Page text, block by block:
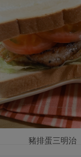
豬排蛋三明治